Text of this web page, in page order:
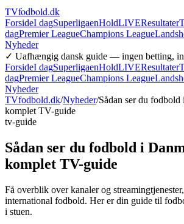
TVfodbold.dk
ForsideI dagSuperligaenHoldLIVEResultater
dagPremier LeagueChampions League
Nyheder
✓ Uafhængig dansk guide — ingen betting,
ForsideI dagSuperligaenHoldLIVEResultater
dagPremier LeagueChampions League
Nyheder
TVfodbold.dk/Nyheder/Sådan ser du
komplet TV-guide
tv-guide
Sådan ser du fodbold i
komplet TV-guide
Få overblik over kanaler og
international fodbold. Her er din guide til
i stuen.